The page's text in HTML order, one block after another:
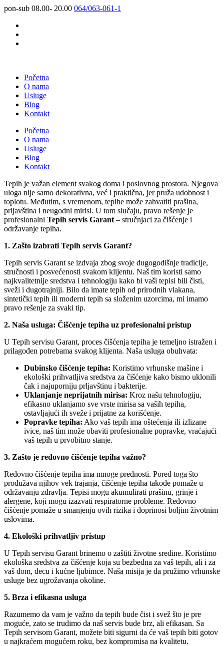
pon-sub 08.00- 20.00 064/063-061-1
Početna
O nama
Usluge
Blog
Kontakt
Početna
O nama
Usluge
Blog
Kontakt
Tepih je važan element svakog doma i poslovnog prostora. Njegova
uloga nije samo dekorativna, već i praktična, jer pruža udobnost i
toplotu. Međutim, s vremenom, tepihe može zahvatiti prašina,
prljavština i neugodni mirisi. U tom slučaju, pravo rešenje je
profesionalni Tepih servis Garant – stručnjaci za čišćenje i
održavanje tepiha.
1. Zašto izabrati Tepih servis Garant?
Tepih servis Garant se izdvaja zbog svoje dugogodišnje tradicije,
stručnosti i posvećenosti svakom klijentu. Naš tim koristi samo
najkvalitetnije sredstva i tehnologiju kako bi vaši tepisi bili čisti,
sveži i dugotrajniji. Bilo da imate tepih od prirodnih vlakana,
sintetički tepih ili moderni tepih sa složenim uzorcima, mi imamo
pravo rešenje za svaki tip.
2. Naša usluga: Čišćenje tepiha uz profesionalni pristup
U Tepih servisu Garant, proces čišćenja tepiha je temeljno istražen i
prilagođen potrebama svakog klijenta. Naša usluga obuhvata:
Dubinsko čišćenje tepiha: Koristimo vrhunske mašine i
ekološki prihvatljiva sredstva za čišćenje kako bismo uklonili
čak i najuporniju prljavštinu i bakterije.
Uklanjanje neprijatnih mirisa: Kroz našu tehnologiju,
efikasno uklanjamo sve vrste mirisa sa vaših tepiha,
ostavljajući ih sveže i prijatne za korišćenje.
Popravke tepiha: Ako vaš tepih ima oštećenja ili izlizane
ivice, naš tim može obaviti profesionalne popravke, vraćajući
vaš tepih u prvobitno stanje.
3. Zašto je redovno čišćenje tepiha važno?
Redovno čišćenje tepiha ima mnoge prednosti. Pored toga što
produžava njihov vek trajanja, čišćenje tepiha takođe pomaže u
održavanju zdravlja. Tepisi mogu akumulirati prašinu, grinje i
alergene, koji mogu izazvati respiratorne probleme. Redovno
čišćenje pomaže u smanjenju ovih rizika i doprinosi boljim životnim
uslovima.
4. Ekološki prihvatljiv pristup
U Tepih servisu Garant brinemo o zaštiti životne sredine. Koristimo
ekološka sredstva za čišćenje koja su bezbedna za vaš tepih, ali i za
vaš dom, decu i kućne ljubimce. Naša misija je da pružimo vrhunske
usluge bez ugrožavanja okoline.
5. Brza i efikasna usluga
Razumemo da vam je važno da tepih bude čist i svež što je pre
moguće, zato se trudimo da naš servis bude brz, ali efikasan. Sa
Tepih servisom Garant, možete biti sigurni da će vaš tepih biti gotov
u najkraćem mogućem roku, bez kompromisa na kvalitetu.